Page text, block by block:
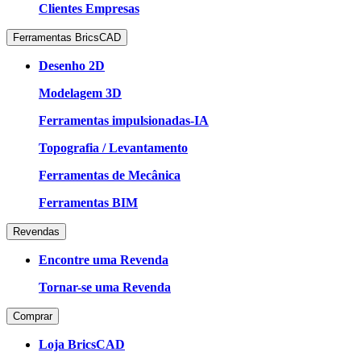
Clientes Empresas
Ferramentas BricsCAD
Desenho 2D
Modelagem 3D
Ferramentas impulsionadas-IA
Topografia / Levantamento
Ferramentas de Mecânica
Ferramentas BIM
Revendas
Encontre uma Revenda
Tornar-se uma Revenda
Comprar
Loja BricsCAD